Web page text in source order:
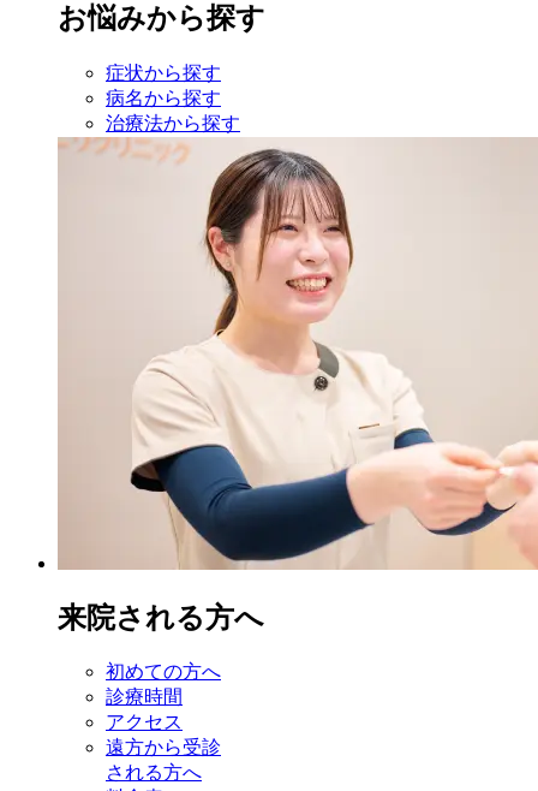
お悩みから探す
症状から探す
病名から探す
治療法から探す
来院される方へ
初めての方へ
診療時間
アクセス
遠方から受診
される方へ